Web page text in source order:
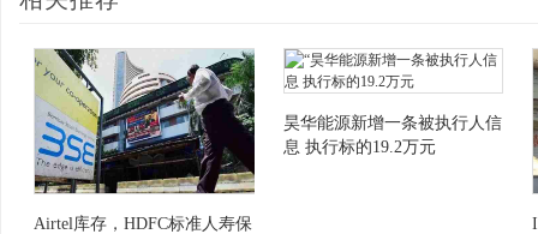
Airtel库存，HDFC标准人寿保
昊华能源新增一条被执行人信
息 执行标的19.2万元